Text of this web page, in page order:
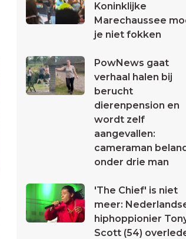
Koninklijke
Marechaussee
je niet fokken
PowNews gaat
verhaal halen bij
berucht
dierenpension en
wordt zelf
aangevallen:
cameraman
onder drie man
'The Chief' is niet
meer:
hiphoppionier
Scott (54)